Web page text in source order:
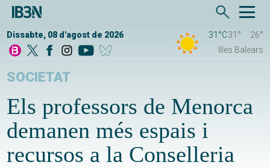
Dissabte, 08 d'agost de 2026 31°C31°
26°
Illes Balears
SOCIETAT
Els professors de Menorca
demanen més espais i
recursos a la Conselleria